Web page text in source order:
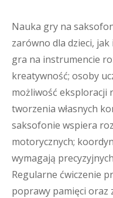
Nauka gry na
zarówno dla dzieci, jak
gra na instrumencie
kreatywność; osoby
możliwość eksploracji
tworzenia własnych
saksofonie wspiera
motorycznych;
wymagają
Regularne ćwiczenie
poprawy pamięci oraz